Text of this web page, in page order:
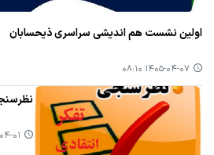
اولین نشست هم اندیشی سراسری ذیحسابان
۱۴۰۵-۰۴-۰۷ ۰۸:۱۰
۱۴۰۵-